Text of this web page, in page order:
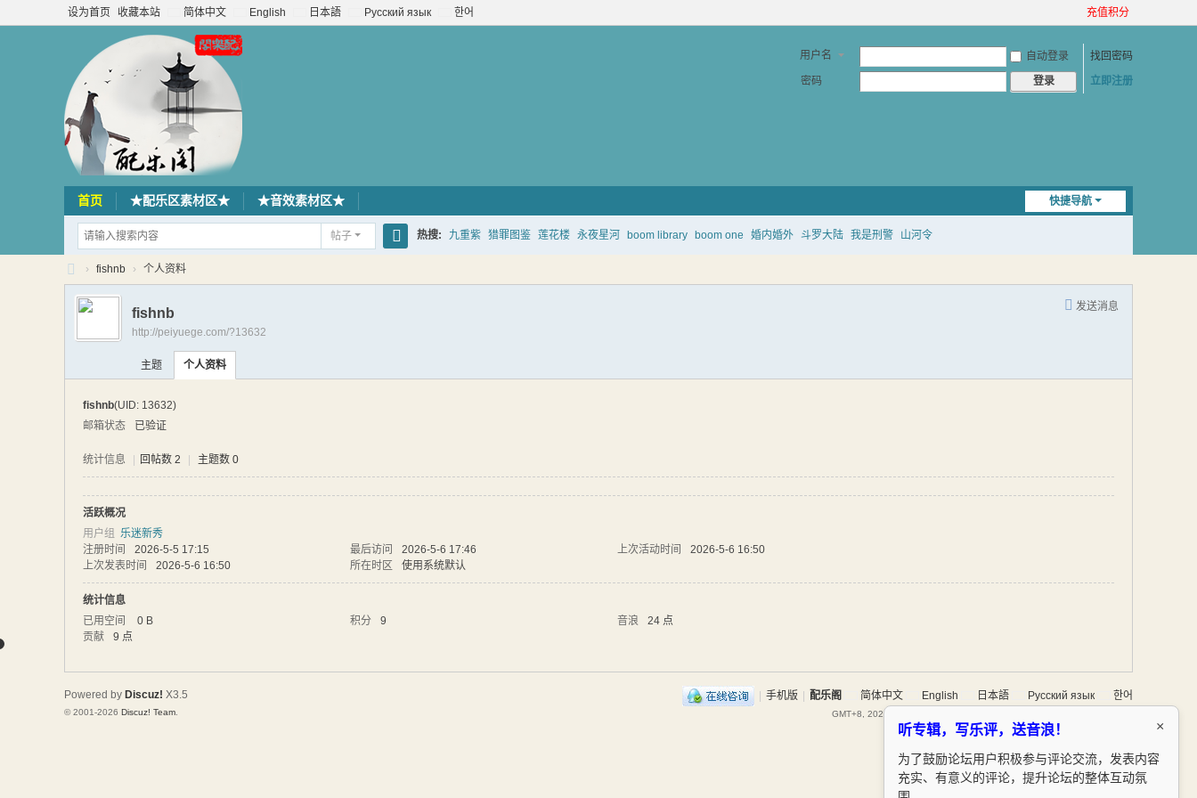
设为首页 收藏本站 简体中文 English 日本語 Русский язык 한어 充值积分
用户名 自动登录
找回密码
密码
登录 立即注册
快捷导航
首页 ★配乐区素材区★ ★音效素材区★
帖子
索
热搜: 九重紫 猎罪图鉴 莲花楼 永夜星河 boom library boom one 婚内婚外 斗罗大陆 我是刑警 山河令
配
阁
› fishnb › 个人资料
发送消息
fishnb
http://peiyuege.com/?13632
主题 个人资料
fishnb(UID: 13632)
邮箱状态
已验证
统计信息 回帖数 2 主题数 0
活跃概况
用户组 乐迷新秀
注册时间
2026-5-5 17:15 最后访问 2026-5-6 17:46 上次活动时间
2026-5-6 16:50
上次发表时间
2026-5-6 16:50 所在时区 使用系统默认
统计信息
已用空间
0 B 积分 9 音浪
24 点
贡献
9 点
×
听专辑，写乐评，送音浪！
为了鼓励论坛用户积极参与评论交流，发表内容
充实、有意义的评论，提升论坛的整体互动氛
| 手机版 | 配乐阁 简体中文 English 日本語 Русский язык 한어
GMT+8, 2026-8-6 22:48
Powered by Discuz! X3.5
© 2001-2026 Discuz! Team